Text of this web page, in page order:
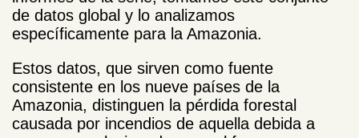
de datos global y lo analizamos
específicamente para la Amazonia.
Estos datos, que sirven como fuente
consistente en los nueve países de la
Amazonia, distinguen la pérdida forestal
causada por incendios de aquella debida a